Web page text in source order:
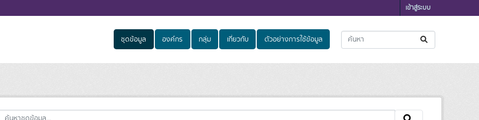
เข้าสู่ระบบ
ชุดข้อมูล องค์กร กลุ่ม เกี่ยวกับ ตัวอย่างการใช้ข้อมูล